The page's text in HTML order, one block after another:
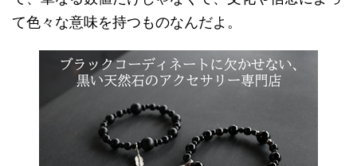
て色々な意味を持つものなんだよ。